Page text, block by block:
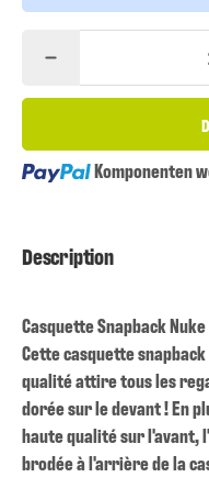
Loading...Komponenten
Description
Casquette Snapback
Cette casquette
qualité attire tous les
dorée sur le devant ! En
haute qualité sur l'avant,
brodée à l'arrière de la